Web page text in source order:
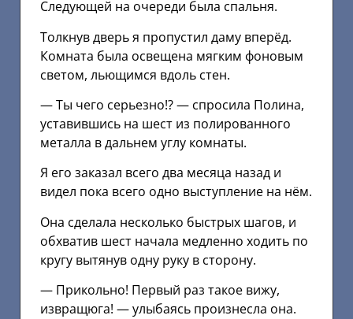
Следующей на очереди была спальня.
Толкнув дверь я пропустил даму вперёд.
Комната была освещена мягким фоновым
светом, льющимся вдоль стен.
— Ты чего серьезно!? — спросила Полина,
уставившись на шест из полированного
металла в дальнем углу комнаты.
Я его заказал всего два месяца назад и
видел пока всего одно выступление на нём.
Она сделала несколько быстрых шагов, и
обхватив шест начала медленно ходить по
кругу вытянув одну руку в сторону.
— Прикольно! Первый раз такое вижу,
извращюга! — улыбаясь произнесла она.